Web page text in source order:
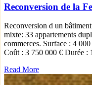
Reconversion de la
Reconversion d un
mixte: 33 appartements
commerces. Surface : 4
Coût : 3 750 000 € Durée :
Read More